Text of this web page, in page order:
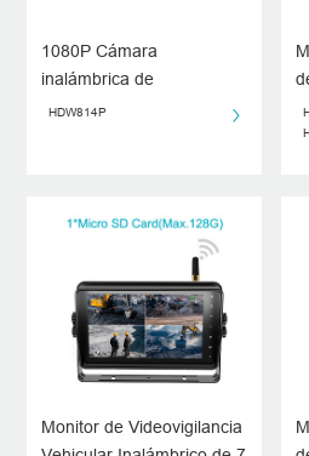
1080P Cámara
inalámbrica de
montacargas
HDW814P
Monitor de Videovigilancia